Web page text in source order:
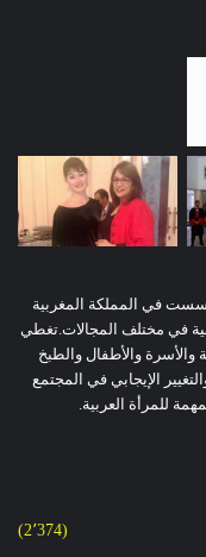
في المملكة المغربية
العربية في مختلف المجالات.تغطي
والأطفال والطبخ
الإيجابي في المجتمع
للمرأة العربية.
(2٬374)